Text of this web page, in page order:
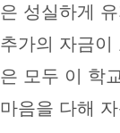
은 성실하게
추가의 자금이
은 모두 이 학
마음을 다해